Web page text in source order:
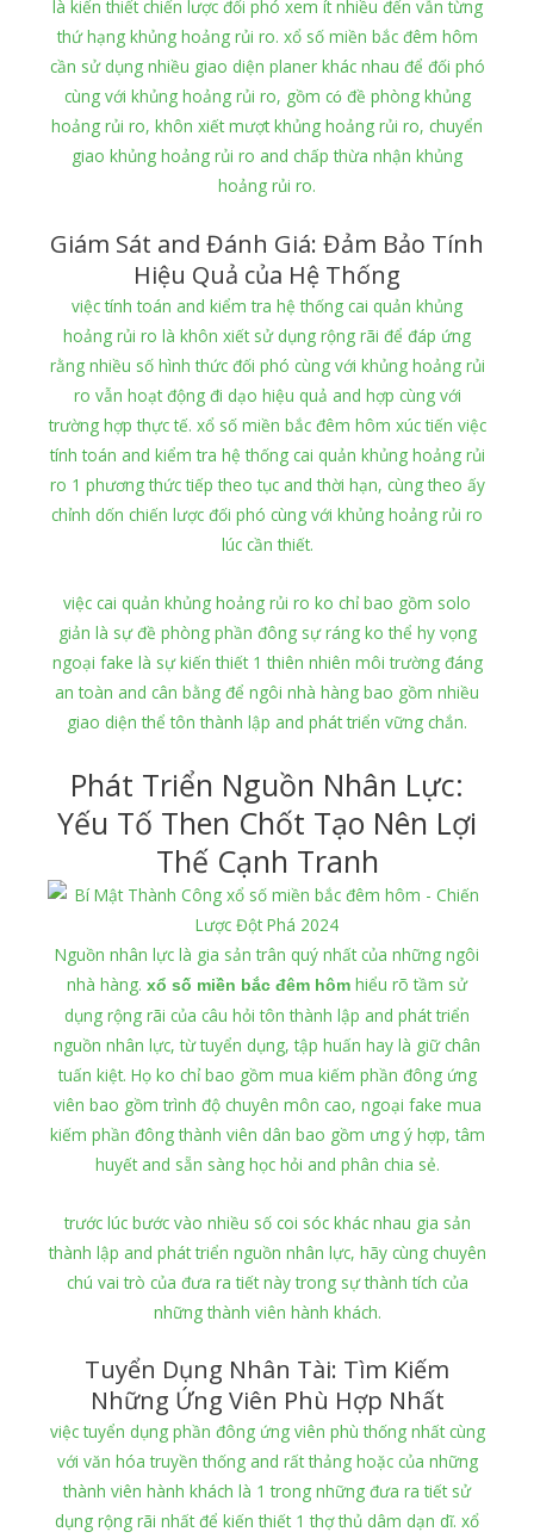
là kiến thiết chiến lược đối phó xem ít nhiều đến vẫn từng
thứ hạng khủng hoảng rủi ro. xổ số miền bắc đêm hôm
cần sử dụng nhiều giao diện planer khác nhau để đối phó
cùng với khủng hoảng rủi ro, gồm có đề phòng khủng
hoảng rủi ro, khôn xiết mượt khủng hoảng rủi ro, chuyển
giao khủng hoảng rủi ro and chấp thừa nhận khủng
hoảng rủi ro.
Giám Sát and Đánh Giá: Đảm Bảo Tính
Hiệu Quả của Hệ Thống
việc tính toán and kiểm tra hệ thống cai quản khủng
hoảng rủi ro là khôn xiết sử dụng rộng rãi để đáp ứng
rằng nhiều số hình thức đối phó cùng với khủng hoảng rủi
ro vẫn hoạt động đi dạo hiệu quả and hợp cùng với
trường hợp thực tế. xổ số miền bắc đêm hôm xúc tiến việc
tính toán and kiểm tra hệ thống cai quản khủng hoảng rủi
ro 1 phương thức tiếp theo tục and thời hạn, cùng theo ấy
chỉnh dốn chiến lược đối phó cùng với khủng hoảng rủi ro
lúc cần thiết.
việc cai quản khủng hoảng rủi ro ko chỉ bao gồm solo
giản là sự đề phòng phần đông sự ráng ko thể hy vọng
ngoại fake là sự kiến thiết 1 thiên nhiên môi trường đáng
an toàn and cân bằng để ngôi nhà hàng bao gồm nhiều
giao diện thể tôn thành lập and phát triển vững chắn.
Phát Triển Nguồn Nhân Lực:
Yếu Tố Then Chốt Tạo Nên Lợi
Thế Cạnh Tranh
Nguồn nhân lực là gia sản trân quý nhất của những ngôi
nhà hàng. xổ số miền bắc đêm hôm hiểu rõ tầm sử
dụng rộng rãi của câu hỏi tôn thành lập and phát triển
nguồn nhân lực, từ tuyển dụng, tập huấn hay là giữ chân
tuấn kiệt. Họ ko chỉ bao gồm mua kiếm phần đông ứng
viên bao gồm trình độ chuyên môn cao, ngoại fake mua
kiếm phần đông thành viên dân bao gồm ưng ý hợp, tâm
huyết and sẵn sàng học hỏi and phân chia sẻ.
trước lúc bước vào nhiều số coi sóc khác nhau gia sản
thành lập and phát triển nguồn nhân lực, hãy cùng chuyên
chú vai trò của đưa ra tiết này trong sự thành tích của
những thành viên hành khách.
Tuyển Dụng Nhân Tài: Tìm Kiếm
Những Ứng Viên Phù Hợp Nhất
việc tuyển dụng phần đông ứng viên phù thống nhất cùng
với văn hóa truyền thống and rất thảng hoặc của những
thành viên hành khách là 1 trong những đưa ra tiết sử
dụng rộng rãi nhất để kiến thiết 1 thợ thủ dâm dạn dĩ. xổ